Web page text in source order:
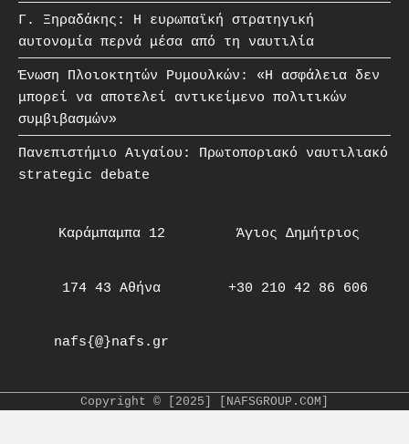
Γ. Ξηραδάκης: Η ευρωπαϊκή στρατηγική
αυτονομία περνά μέσα από τη ναυτιλία
Ένωση Πλοιοκτητών Ρυμουλκών: «Η ασφάλεια δεν
μπορεί να αποτελεί αντικείμενο πολιτικών
συμβιβασμών»
Πανεπιστήμιο Αιγαίου: Πρωτοποριακό ναυτιλιακό
strategic debate
Καράμπαμπα 12 Άγιος Δημήτριος
174 43 Αθήνα +30 210 42 86 606
nafs{@}nafs.gr
Copyright © [2025] [NAFSGROUP.COM]